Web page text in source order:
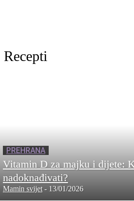
Recepti
PREHRANA
Vitamin D za majku i dijete:
nadoknađivati?
Mamin svijet - 13/01/2026